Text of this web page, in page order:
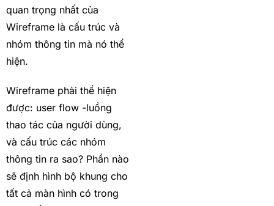
quan trọng nhất của
Wireframe là cấu trúc và
nhóm thông tin mà nó thể
hiện.
Wireframe phải thể hiện
được: user flow -luồng
thao tác của người dùng,
và cấu trúc các nhóm
thông tin ra sao? Phần nào
sẽ định hình bộ khung cho
tất cả màn hình có trong